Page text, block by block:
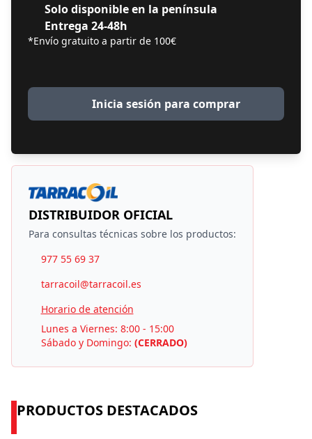
Solo disponible en la península
Entrega 24-48h
*Envío gratuito a partir de 100€
Inicia sesión para comprar
DISTRIBUIDOR OFICIAL
Para consultas técnicas sobre los productos:
977 55 69 37
tarracoil@tarracoil.es
Horario de atención
Lunes a Viernes: 8:00 - 15:00
Sábado y Domingo: (CERRADO)
PRODUCTOS DESTACADOS